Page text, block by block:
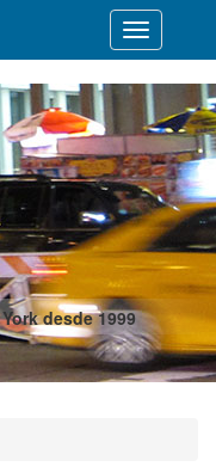
desde 1999
Desplegar